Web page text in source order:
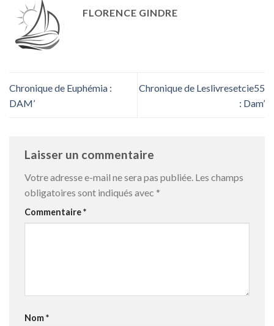
FLORENCE GINDRE
Chronique de Euphémia :
DAM’
Chronique de Leslivresetcie55
: Dam’
Laisser un commentaire
Votre adresse e-mail ne sera pas publiée. Les champs
obligatoires sont indiqués avec *
Commentaire*
Nom*